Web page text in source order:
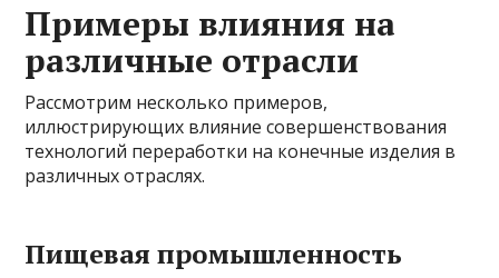
Примеры влияния на
различные отрасли
Рассмотрим несколько примеров,
иллюстрирующих влияние совершенствования
технологий переработки на конечные изделия в
различных отраслях.
Пищевая промышленность